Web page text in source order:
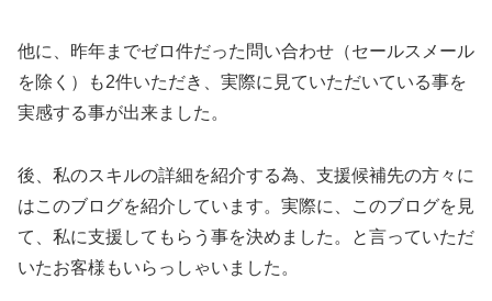
他に、昨年までゼロ件だった問い合わせ（セールスメール
を除く）も2件いただき、実際に見ていただいている事を
実感する事が出来ました。
後、私のスキルの詳細を紹介する為、支援候補先の方々に
はこのブログを紹介しています。実際に、このブログを見
て、私に支援してもらう事を決めました。と言っていただ
いたお客様もいらっしゃいました。